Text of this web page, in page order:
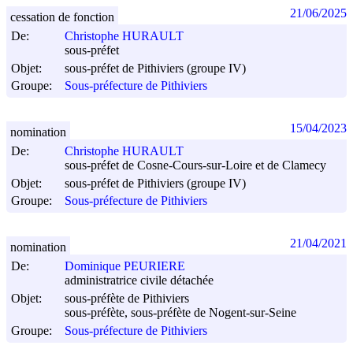
De:
Christophe HURAULT
sous-préfet
Objet:
sous-préfet de Pithiviers (groupe IV)
Groupe:
Sous-préfecture de Pithiviers
cessation de fonction 21/06/2025
De:
Christophe HURAULT
sous-préfet de Cosne-Cours-sur-Loire et de Clamecy
Objet:
sous-préfet de Pithiviers (groupe IV)
Groupe:
Sous-préfecture de Pithiviers
nomination 15/04/2023
De:
Dominique PEURIERE
administratrice civile détachée
Objet:
sous-préfète de Pithiviers
sous-préfète, sous-préfète de Nogent-sur-Seine
Groupe:
Sous-préfecture de Pithiviers
nomination 21/04/2021